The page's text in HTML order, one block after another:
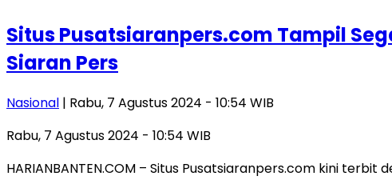
Situs Pusatsiaranpers.com Tampil
Siaran Pers
Nasional | Rabu, 7 Agustus 2024 - 10:54 WIB
Rabu, 7 Agustus 2024 - 10:54 WIB
HARIANBANTEN.COM – Situs Pusatsiaranpers.com kini